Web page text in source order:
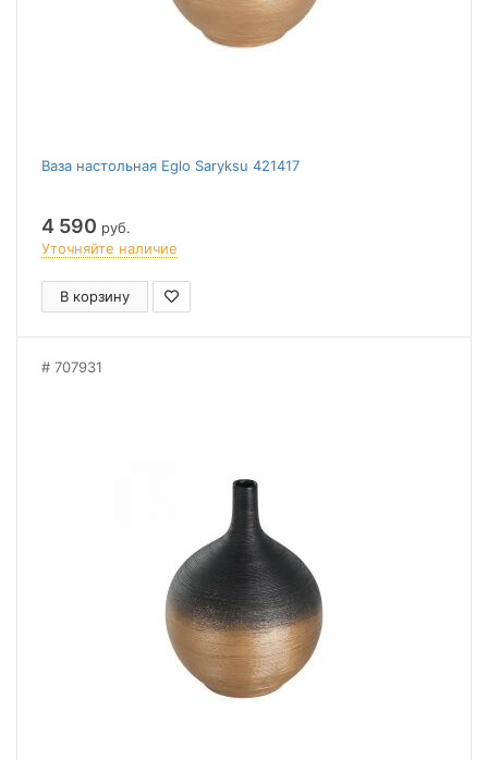
Ваза настольная Eglo Saryksu 421417
4 590 руб.
Уточняйте наличие
В корзину
707931